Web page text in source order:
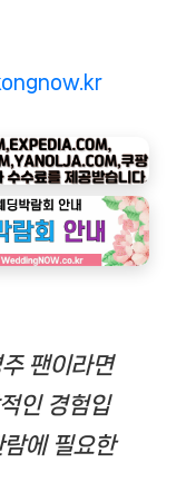
팬이라면
인 경험입
에 필요한